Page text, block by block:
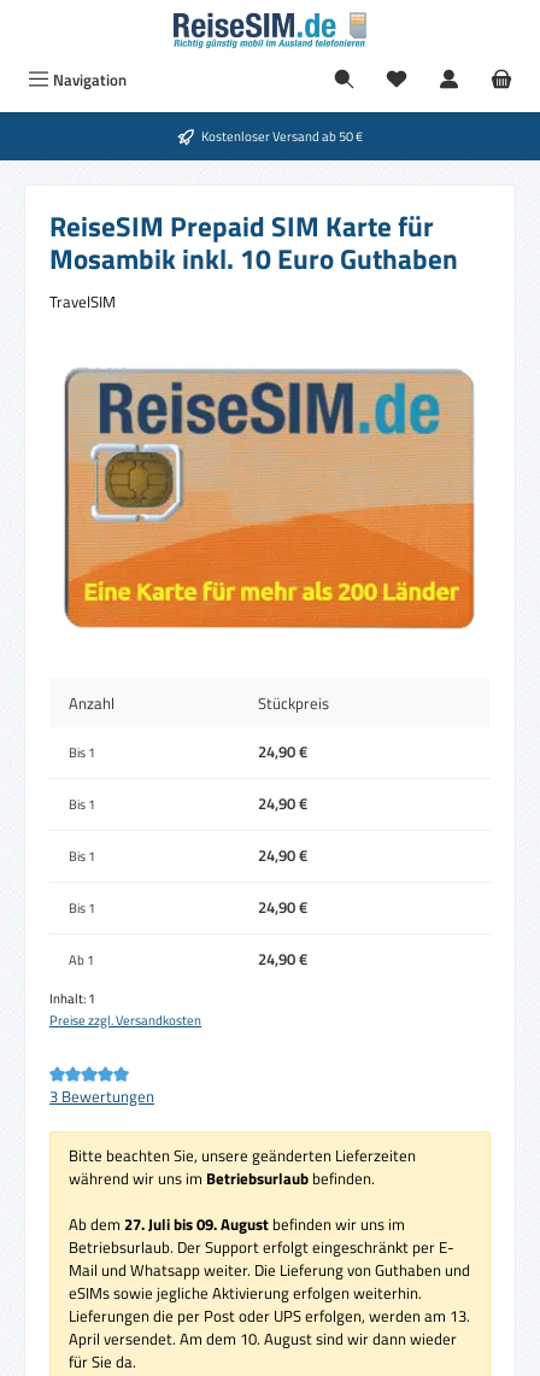
Zum Hauptinhalt springen
Navigation
Kostenloser Versand ab 50 €
ReiseSIM Prepaid SIM Karte für
Mosambik inkl. 10 Euro Guthaben
TravelSIM
Bildergalerie überspringen
Anzahl Stückpreis
Bis1 24,90 €
Bis1 24,90 €
Bis1 24,90 €
Bis1 24,90 €
Ab1 24,90 €
Inhalt:1
Preise zzgl. Versandkosten
Durchschnittliche Bewertung von 5 von 5 Sternen
3 Bewertungen
Bitte beachten Sie, unsere geänderten Lieferzeiten
während wir uns im Betriebsurlaub befinden.
Ab dem 27. Juli bis 09. August befinden wir uns im
Betriebsurlaub. Der Support erfolgt eingeschränkt per E-
Mail und Whatsapp weiter. Die Lieferung von Guthaben und
eSIMs sowie jegliche Aktivierung erfolgen weiterhin.
Lieferungen die per Post oder UPS erfolgen, werden am 13.
April versendet. Am dem 10. August sind wir dann wieder
für Sie da.